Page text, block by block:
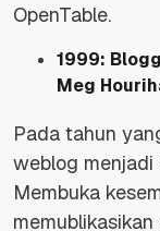
OpenTable.
1999:
Meg
Pada tahun
weblog menjadi
Membuka